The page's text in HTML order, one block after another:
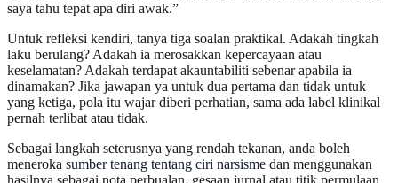
saya tahu tepat apa diri awak.”
Untuk refleksi kendiri, tanya tiga soalan praktikal. Adakah tingkah
laku berulang? Adakah ia merosakkan kepercayaan atau
keselamatan? Adakah terdapat akauntabiliti sebenar apabila ia
dinamakan? Jika jawapan ya untuk dua pertama dan tidak untuk
yang ketiga, pola itu wajar diberi perhatian, sama ada label klinikal
pernah terlibat atau tidak.
Sebagai langkah seterusnya yang rendah tekanan, anda boleh
meneroka sumber tenang tentang ciri narsisme dan menggunakan
hasilnya sebagai nota perbualan, gesaan jurnal atau titik permulaan